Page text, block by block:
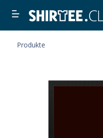
Produkte